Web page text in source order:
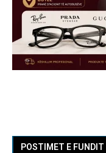
POSTIMET E FUNDIT